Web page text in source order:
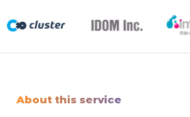
About this service